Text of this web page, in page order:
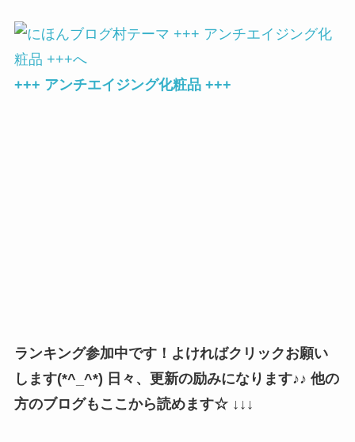
+++ アンチエイジング化粧品 +++
ランキング参加中です！よければクリックお願い
します(*^_^*) 日々、更新の励みになります♪♪ 他の
方のブログもここから読めます☆ ↓↓↓